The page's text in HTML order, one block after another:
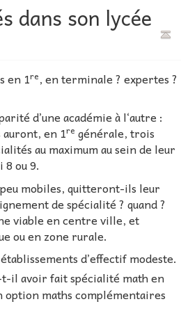
dans son lycée
en 1re, en terminale ? expertes ?
d’une académie à l‘autre :
en 1re générale, trois
au maximum au sein de leur
8 ou 9.
peu mobiles, quitteront-ils leur
de spécialité ? quand ?
viable en centre ville, et
ou en zone rurale.
d’effectif modeste.
il avoir fait spécialité math en
option maths complémentaires